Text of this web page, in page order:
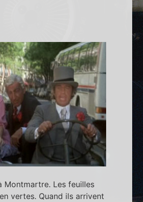
Montmartre. Les feuilles
vertes. Quand ils arrivent